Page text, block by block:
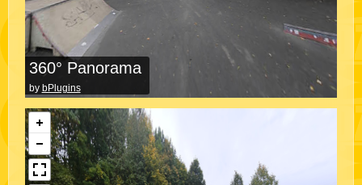
360° Panorama
by bPlugins